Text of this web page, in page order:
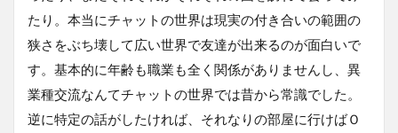
たり。本当にチャットの世界は現実の付き合いの範囲の
狭さをぶち壊して広い世界で友達が出来るのが面白いで
す。基本的に年齢も職業も全く関係がありませんし、異
業種交流なんてチャットの世界では昔から常識でした。
逆に特定の話がしたければ、それなりの部屋に行けばＯ